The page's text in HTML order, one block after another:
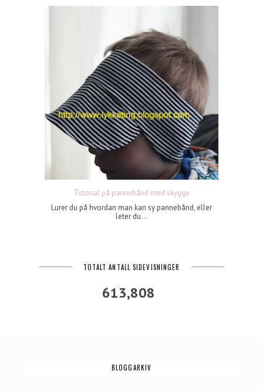
Tutorial på pannebånd med skygge
Lurer du på hvordan man kan sy pannebånd, eller
leter du...
TOTALT ANTALL SIDEVISNINGER
613,808
BLOGGARKIV